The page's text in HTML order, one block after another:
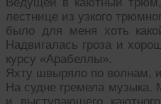
лестнице из узкого
было для меня хоть
Надвигалась гроза и
курсу «Арабеллы».
Яхту швыряло по волнам,
На судне гремела музыка.